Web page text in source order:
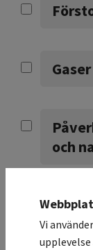
och
Vi